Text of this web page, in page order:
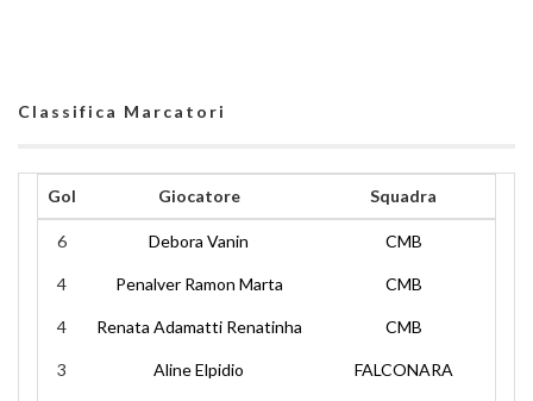
Classifica Marcatori
Gol Giocatore Squadra
6 Debora Vanin CMB
4 Penalver Ramon Marta CMB
4 Renata Adamatti Renatinha CMB
3 Aline Elpidio FALCONARA